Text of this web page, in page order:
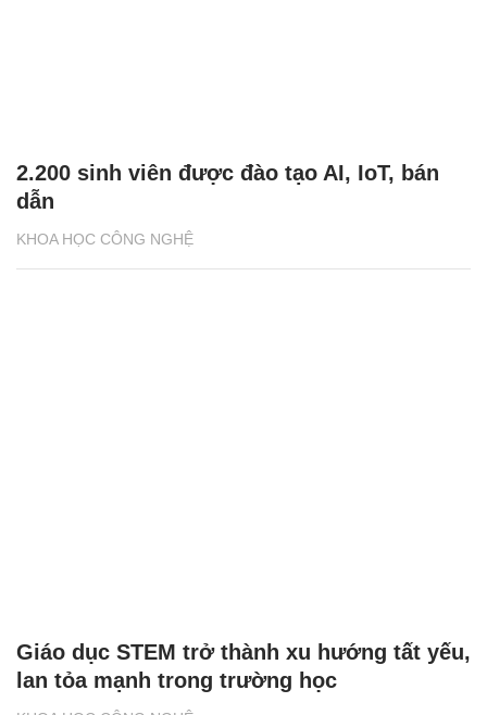
KHOA HỌC CÔNG NGHỆ
2.200 sinh viên được đào tạo AI, IoT, bán
dẫn
Giáo dục STEM trở thành xu hướng tất yếu,
lan tỏa mạnh trong trường học